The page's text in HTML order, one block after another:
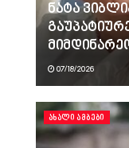
ნატა
07/18/2026
ᲐᲮᲐᲚᲘ ᲐᲛᲑᲔᲑᲘ